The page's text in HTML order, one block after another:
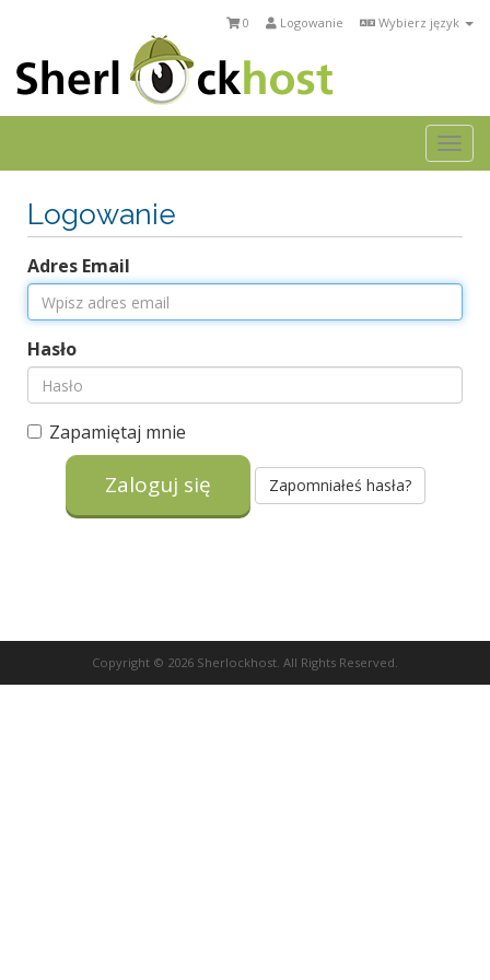
Wybierz język
Logowanie
0
Logowanie
Adres Email
Hasło
Zapamiętaj mnie
Zapomniałeś hasła?
Copyright © 2026 Sherlockhost. All Rights Reserved.